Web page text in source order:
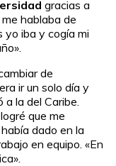
gracias a
hablaba de
yo iba y cogía mi
de
ir un solo día y
la del Caribe.
que me
dado en la
en equipo. «En